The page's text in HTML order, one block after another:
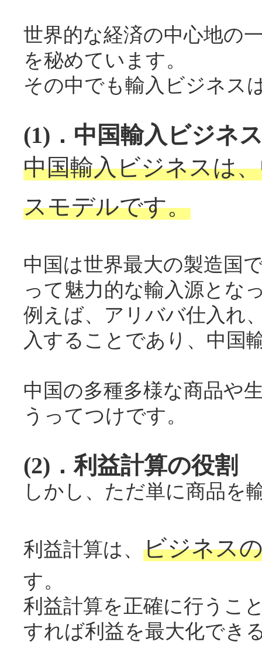
世界的な経済の中心地の
を秘めています。
その中でも輸入ビジネス
(1)．中国輸入ビジネ
中国輸入ビジネスは
スモデルです。
中国は世界最大の製造国
って魅力的な輸入源とな
例えば、アリババ仕入れ
入することであり、中国
中国の多種多様な商品や
うってつけです。
(2)．利益計算の役割
しかし、ただ単に商品を
利益計算は、 ビジネス
す。
利益計算を正確に行うこ
すれば利益を最大化でき